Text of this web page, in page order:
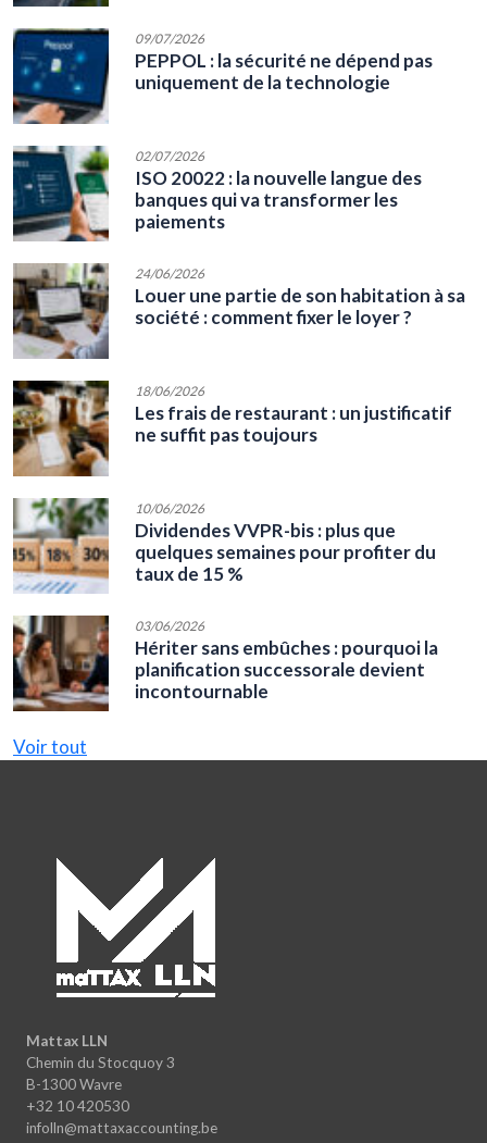
09/07/2026
PEPPOL : la sécurité ne dépend pas
uniquement de la technologie
02/07/2026
ISO 20022 : la nouvelle langue des
banques qui va transformer les
paiements
24/06/2026
Louer une partie de son habitation à sa
société : comment fixer le loyer ?
18/06/2026
Les frais de restaurant : un justificatif
ne suffit pas toujours
10/06/2026
Dividendes VVPR-bis : plus que
quelques semaines pour profiter du
taux de 15 %
03/06/2026
Hériter sans embûches : pourquoi la
planification successorale devient
incontournable
Voir tout
Mattax LLN
Chemin du Stocquoy 3
B-1300 Wavre
+32 10 420530
infolln@mattaxaccounting.be